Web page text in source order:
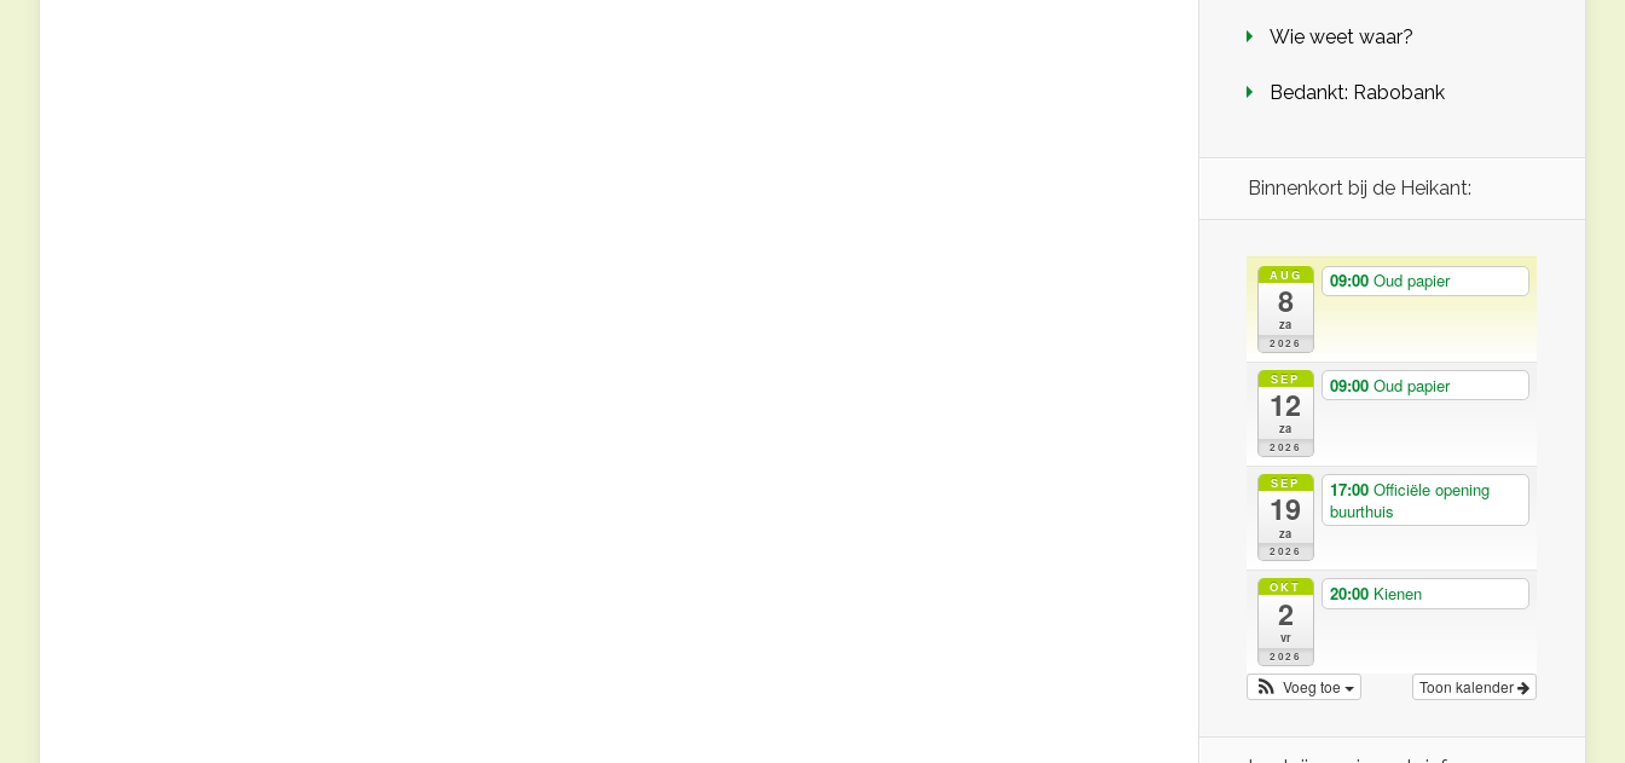
Wie weet waar?
Bedankt: Rabobank
Binnenkort bij de Heikant:
AUG
8
za
2026
09:00 Oud papier
SEP
12
za
2026
09:00 Oud papier
SEP
19
za
2026
17:00 Officiële opening
buurthuis
OKT
2
vr
2026
20:00 Kienen
Toon kalender
Voeg toe